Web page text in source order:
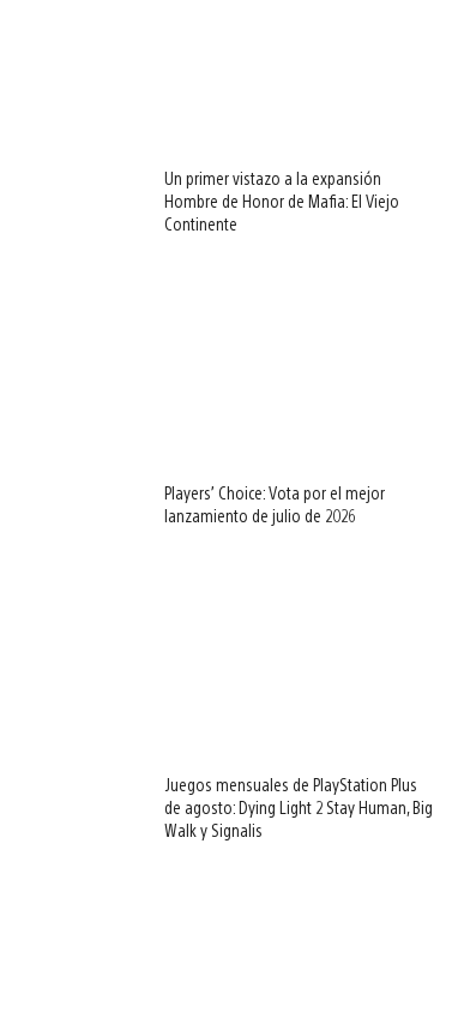
Un primer vistazo a la expansión
Hombre de Honor de Mafia: El Viejo
Continente
Players’ Choice: Vota por el mejor
lanzamiento de julio de 2026
Juegos mensuales de PlayStation Plus
de agosto: Dying Light 2 Stay Human, Big
Walk y Signalis